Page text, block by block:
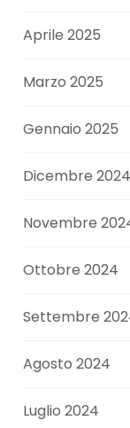
Aprile 2025
Marzo 2025
Gennaio 2025
Dicembre 2024
Novembre
Ottobre 2024
Settembre
Agosto 2024
Luglio 2024